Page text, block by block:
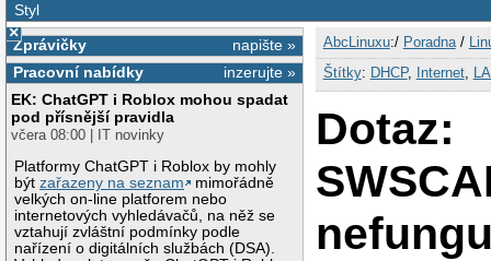
Styl
×
napište »
Zprávičky
inzerujte »
Pracovní nabídky
EK: ChatGPT i Roblox mohou spadat
pod přísnější pravidla
včera 08:00 | IT novinky
Platformy ChatGPT i Roblox by mohly
býtzařazeny na seznam
mimořádně
velkých on-line platforem nebo
internetových vyhledávačů, na něž se
vztahují zvláštní podmínky podle
nařízení o digitálních službách (DSA).
AbcLinuxu:/ Poradna/
Štítky: DHCP, Internet,
Dotaz: